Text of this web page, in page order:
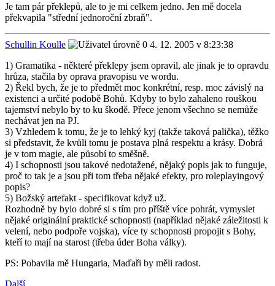
Je tam pár překlepů, ale to je mi celkem jedno. Jen mě docela
překvapila "střední jednoroční zbraň".
Schullin Koulle
4. 12. 2005 v 8:23:38
1) Gramatika - některé překlepy jsem opravil, ale jinak je to opravdu
hrůza, stačila by oprava pravopisu ve wordu.
2) Řekl bych, že je to předmět moc konkrétní, resp. moc závislý na
existenci a určité podobě Bohů. Kdyby to bylo zahaleno rouškou
tajemství nebylo by to ku škodě. Přece jenom všechno se nemůže
nechávat jen na PJ.
3) Vzhledem k tomu, že je to lehký kyj (takže taková palička), těžko
si představit, že kvůli tomu je postava plná respektu a krásy. Dobrá
je v tom magie, ale působí to směšně.
4) I schopnosti jsou takové nedotažené, nějaký popis jak to funguje,
proč to tak je a jsou při tom třeba nějaké efekty, pro roleplayingový
popis?
5) Božský artefakt - specifikovat když už.
Rozhodně by bylo dobré si s tím pro příště více pohrát, vymyslet
nějaké originální praktické schopnosti (například nějaké záležitosti k
velení, nebo podpoře vojska), více ty schopnosti propojit s Bohy,
kteří to mají na starost (třeba úder Boha války).
PS: Pobavila mě Hungaria, Maďaři by měli radost.
Další